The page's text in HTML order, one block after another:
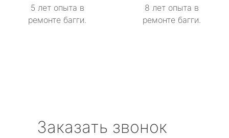
5 лет опыта в
ремонте багги.
8 лет опыта в
ремонте багги.
Заказать звонок